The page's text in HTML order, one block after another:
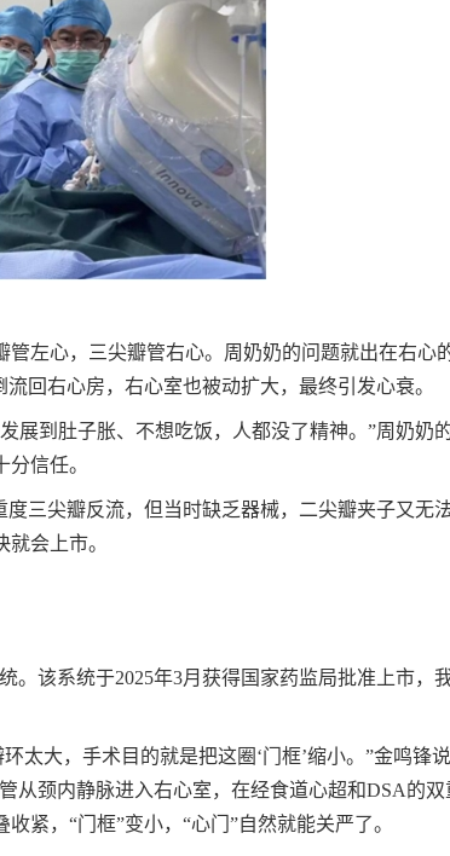
管左心，三尖瓣管右心。周奶奶的问题就出在右
回右心房，右心室也被动扩大，最终引发心衰。
到肚子胀、不想吃饭，人都没了精神。”周奶奶
信任。
三尖瓣反流，但当时缺乏器械，二尖瓣夹子又无
会上市。
该系统于2025年3月获得国家药监局批准上市，
太大，手术目的就是把这圈‘门框’缩小。”金鸣锋
从颈内静脉进入右心室，在经食道心超和DSA的
紧，“门框”变小，“心门”自然就能关严了。